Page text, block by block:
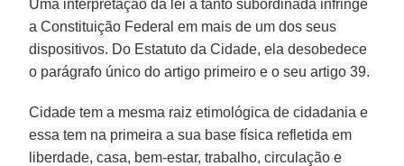
Uma interpretação da lei a tanto subordinada infringe
a Constituição Federal em mais de um dos seus
dispositivos. Do Estatuto da Cidade, ela desobedece
o parágrafo único do artigo primeiro e o seu artigo 39.
Cidade tem a mesma raiz etimológica de cidadania e
essa tem na primeira a sua base física refletida em
liberdade, casa, bem-estar, trabalho, circulação e